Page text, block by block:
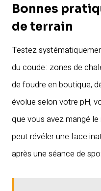
Bonnes
de terrain
Testez
du coude : zones de
de foudre en boutique,
évolue selon votre pH,
que vous avez mangé le
peut révéler une face
après une séance de